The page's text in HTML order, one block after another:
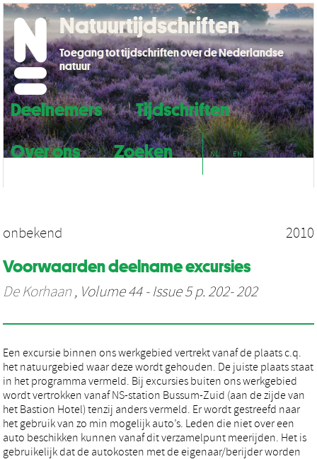
Deelnemers
Tijdschriften
Over ons
Zoeken NL EN
Natuurtijdschriften
Toegang tot tijdschriften over de Nederlandse
natuur
onbekend 2010
Voorwaarden deelname excursies
De Korhaan , Volume 44 - Issue 5 p. 202- 202
Een excursie binnen ons werkgebied vertrekt vanaf de plaats c.q.
het natuurgebied waar deze wordt gehouden. De juiste plaats staat
in het programma vermeld. Bij excursies buiten ons werkgebied
wordt vertrokken vanaf NS-station Bussum-Zuid (aan de zijde van
het Bastion Hotel) tenzij anders vermeld. Er wordt gestreefd naar
het gebruik van zo min mogelijk auto’s. Leden die niet over een
auto beschikken kunnen vanaf dit verzamelpunt meerijden. Het is
gebruikelijk dat de autokosten met de eigenaar/berijder worden